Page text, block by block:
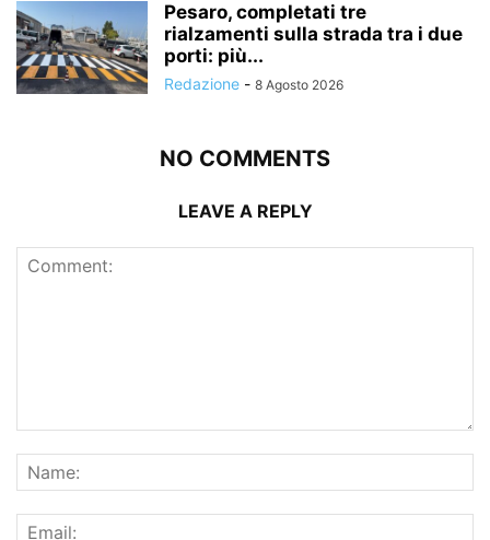
Pesaro, completati tre
rialzamenti sulla strada tra i due
porti: più...
Redazione - 8 Agosto 2026
NO COMMENTS
LEAVE A REPLY